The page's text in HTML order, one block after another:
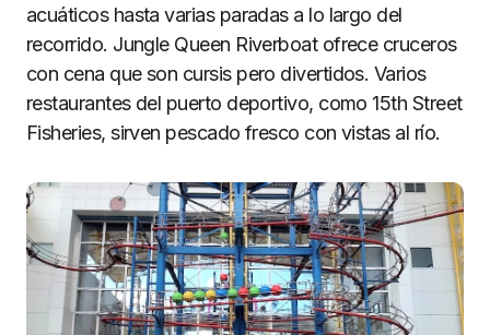
acuáticos hasta varias paradas a lo largo del
recorrido. Jungle Queen Riverboat ofrece cruceros
con cena que son cursis pero divertidos. Varios
restaurantes del puerto deportivo, como 15th Street
Fisheries, sirven pescado fresco con vistas al río.